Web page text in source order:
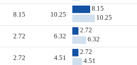
8.15 10.25
8.15
10.25
2.72 6.32
2.72
6.32
2.72 4.51
2.72
4.51